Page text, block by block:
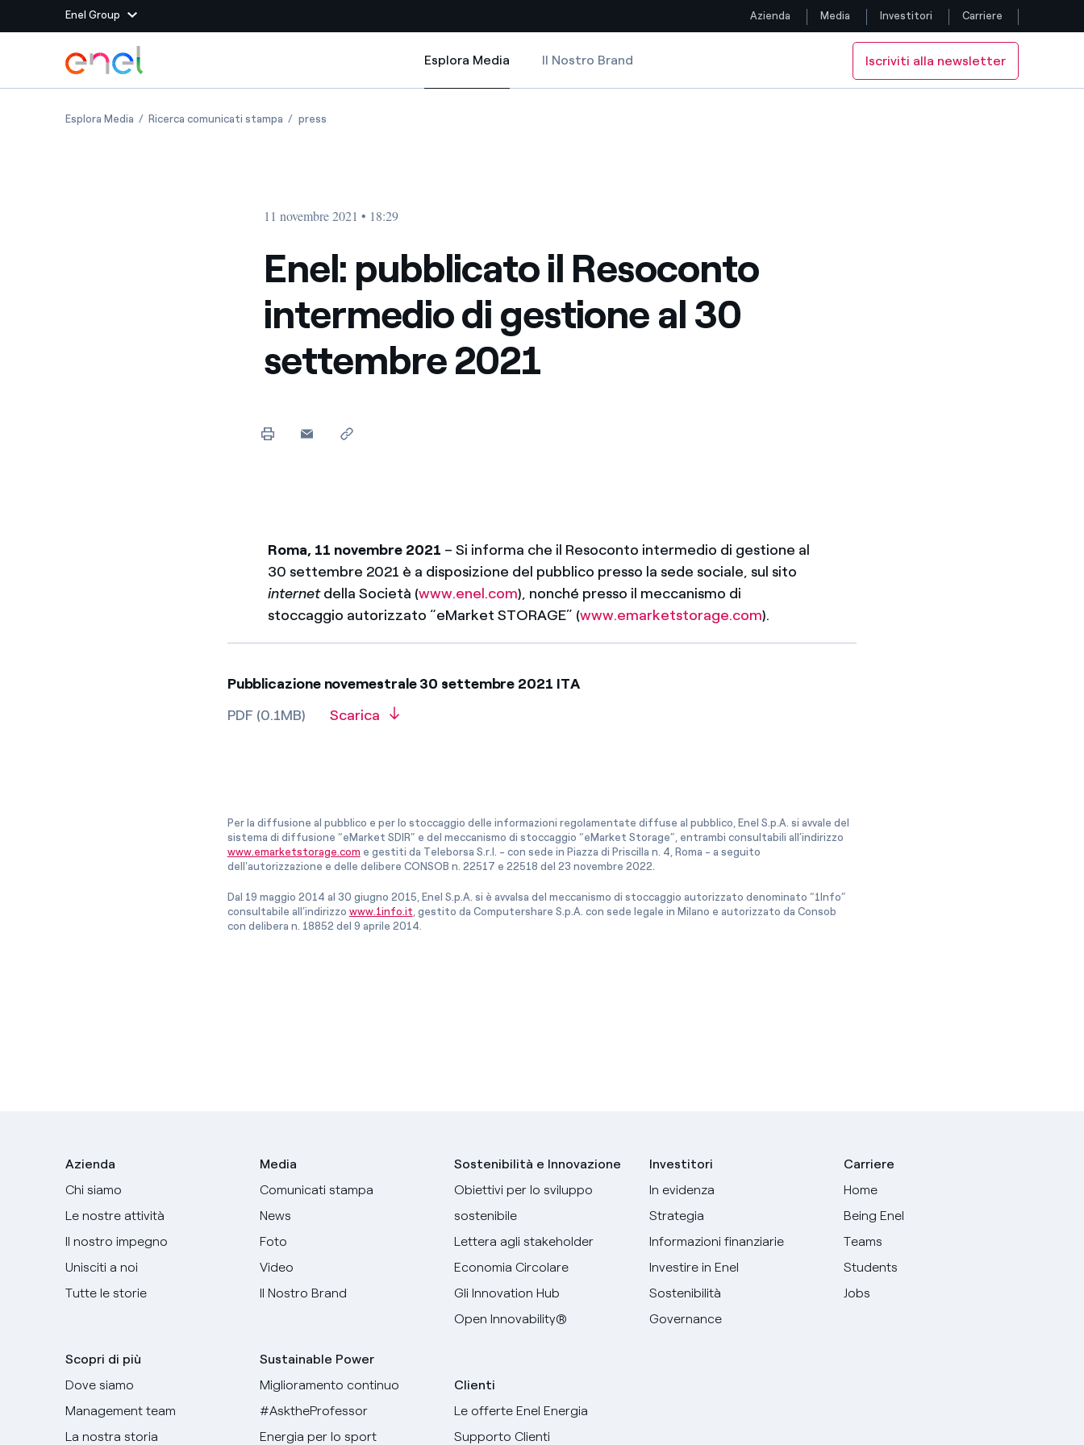
Enel Group
Siti del Gruppo
Enel Green Power Produciamo energia pulita da fonti rinnovabili
Massimizziamo la creazione di valore grazie al
rapporto con i nostri fornitori
energia pulita
Il canale dove segnalare violazioni delle nostre policy
Siti Paese
Colombia
Iberia
Seguici
Vai al contenuto principale
Azienda Media Investitori Carriere
Esplora Media
Esplora Media
Il Nostro Brand Iscriviti alla newsletter
Esplora MediaEnel: pubblicato il Resoconto intermedio di gestione al 30 settembre 2021
Ricerca comunicati stampa Enel: pubblicato il Resoconto intermedio di gestione al 30 settembre 2021
pressEnel: pubblicato il Resoconto intermedio di gestione al 30 settembre 2021
11 novembre 2021 • 18:29
Enel: pubblicato il Resoconto
intermedio di gestione al 30
settembre 2021
Roma, 11 novembre 2021 – Si informa che il Resoconto intermedio di gestione al
30 settembre 2021 è a disposizione del pubblico presso la sede sociale, sul sito
internetdella Società (www.enel.com), nonché presso il meccanismo di
stoccaggio autorizzato “eMarket STORAGE” (www.emarketstorage.com).
Pubblicazione novemestrale 30 settembre 2021 ITA
PDF (0.1MB)
Scarica
Per la diffusione al pubblico e per lo stoccaggio delle informazioni regolamentate diffuse al pubblico, Enel S.p.A. si avvale del
sistema di diffusione “eMarket SDIR” e del meccanismo di stoccaggio “eMarket Storage”, entrambi consultabili all’indirizzo
www.emarketstorage.com e gestiti da Teleborsa S.r.l. - con sede in Piazza di Priscilla n. 4, Roma - a seguito
dell'autorizzazione e delle delibere CONSOB n. 22517 e 22518 del 23 novembre 2022.
Dal 19 maggio 2014 al 30 giugno 2015, Enel S.p.A. si è avvalsa del meccanismo di stoccaggio autorizzato denominato “1Info”
consultabile all’indirizzo www.1info.it, gestito da Computershare S.p.A. con sede legale in Milano e autorizzato da Consob
con delibera n. 18852 del 9 aprile 2014.
Azienda
Chi siamo
Le nostre attività
Il nostro impegno
Unisciti a noi
Tutte le storie
Scopri di più
Dove siamo
Management team
La nostra storia
Media
Comunicati stampa
News
Foto
Video
Il Nostro Brand
Sustainable Power
Miglioramento continuo
#AsktheProfessor
Energia per lo sport
Sostenibilità e Innovazione
Obiettivi per lo sviluppo
sostenibile
Lettera agli stakeholder
Economia Circolare
Gli Innovation Hub
Open Innovability®
Clienti
Le offerte Enel Energia
Supporto Clienti
Investitori
In evidenza
Strategia
Informazioni finanziarie
Investire in Enel
Sostenibilità
Governance
Carriere
Home
Being Enel
Teams
Students
Jobs
Seleziona la tua lingua